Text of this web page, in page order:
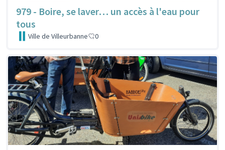
979 - Boire, se laver… un accès à l'eau pour
tous
Ville de Villeurbanne 0